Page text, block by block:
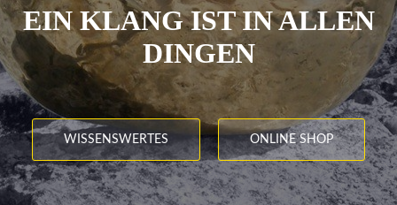
EIN KLANG IST IN ALLEN
DINGEN
WISSENSWERTES ONLINE SHOP